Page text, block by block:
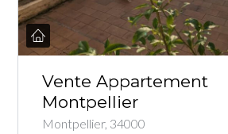
Vente Appartement
Montpellier
Montpellier, 34000